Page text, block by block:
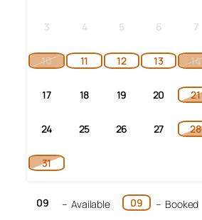
3 4 5 6 7
10 11 12 13 14
17 18 19 20 21
24 25 26 27 28
31
09 – Available 09 – Booked